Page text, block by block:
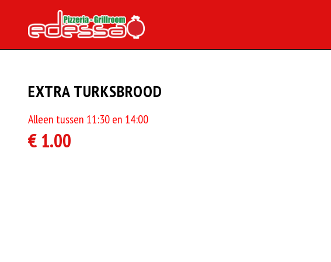
EXTRA TURKSBROOD
Alleen tussen 11:30 en 14:00
€ 1.00